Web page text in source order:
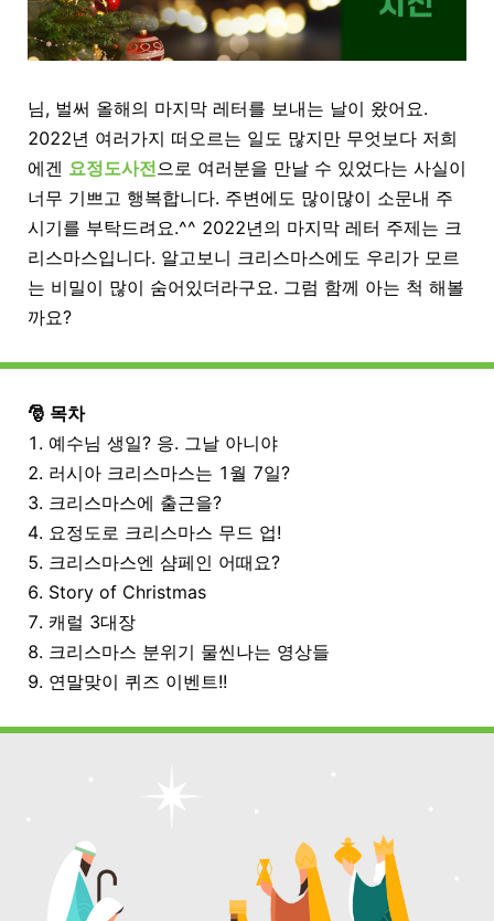
님, 벌써 올해의 마지막 레터를 보내는 날이 왔어요.
2022년 여러가지 떠오르는 일도 많지만 무엇보다 저희
에겐 요정도사전으로 여러분을 만날 수 있었다는 사실이
너무 기쁘고 행복합니다. 주변에도 많이많이 소문내 주
시기를 부탁드려요.^^ 2022년의 마지막 레터 주제는 크
리스마스입니다. 알고보니 크리스마스에도 우리가 모르
는 비밀이 많이 숨어있더라구요. 그럼 함께 아는 척 해볼
까요?
🎅 목차
1. 예수님 생일? 응. 그날 아니야
2. 러시아 크리스마스는 1월 7일?
3. 크리스마스에 출근을?
4. 요정도로 크리스마스 무드 업!
5. 크리스마스엔 샴페인 어때요?
6. Story of Christmas
7. 캐럴 3대장
8. 크리스마스 분위기 물씬나는 영상들
9. 연말맞이 퀴즈 이벤트!!